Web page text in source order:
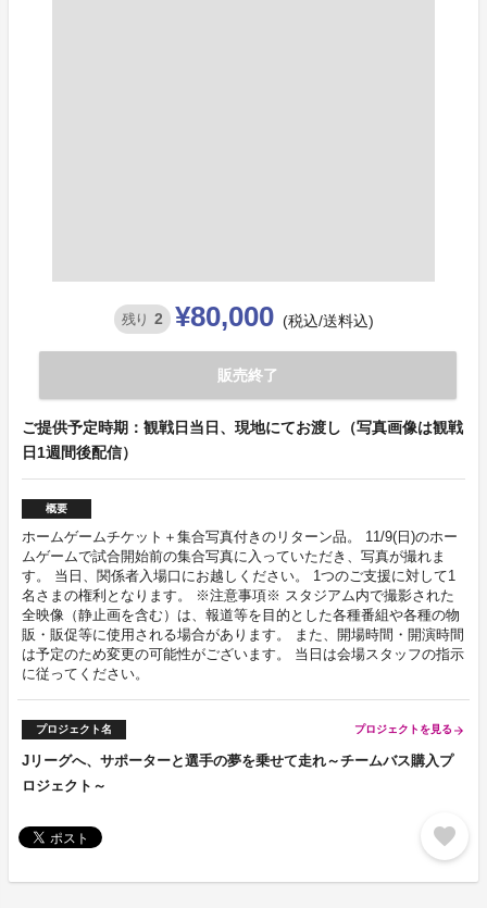
残り 2 ¥80,000 (税込/送料込)
販売終了
ご提供予定時期：観戦日当日、現地にてお渡し（写真画像は観戦
日1週間後配信）
概要
ホームゲームチケット＋集合写真付きのリターン品。 11/9(日)のホー
ムゲームで試合開始前の集合写真に入っていただき、写真が撮れま
す。 当日、関係者入場口にお越しください。 1つのご支援に対して1
名さまの権利となります。 ※注意事項※ スタジアム内で撮影された
全映像（静止画を含む）は、報道等を目的とした各種番組や各種の物
販・販促等に使用される場合があります。 また、開場時間・開演時間
は予定のため変更の可能性がございます。 当日は会場スタッフの指示
に従ってください。
プロジェクト名 プロジェクトを見る arrow_forward
Jリーグへ、サポーターと選手の夢を乗せて走れ～チームバス購入プ
ロジェクト～
favorite